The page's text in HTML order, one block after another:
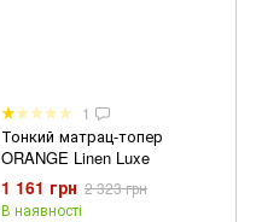
1
Тонкий матрац-топер
ORANGE Linen Luxe
1 161 грн 2 323 грн
В наявності